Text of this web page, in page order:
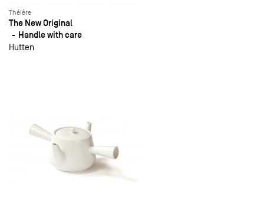
Théière
The New Original
Handle with care
Hutten